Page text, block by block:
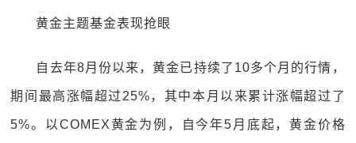
黄金主题基金表现抢眼
自去年8月份以来，黄金已持续了10多个月的行情，
期间最高涨幅超过25%，其中本月以来累计涨幅超过了
5%。以COMEX黄金为例，自今年5月底起，黄金价格